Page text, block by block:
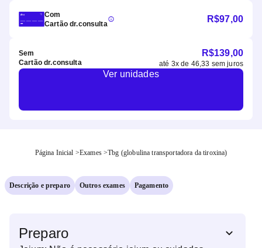
Com
Cartão dr.consulta
R$97,00
Sem
Cartão dr.consulta
R$139,00
até 3x de 46,33 sem juros
Ver unidades
Página Inicial >Exames >Tbg (globulina transportadora da tiroxina)
Descrição e preparo Outros exames Pagamento
Preparo